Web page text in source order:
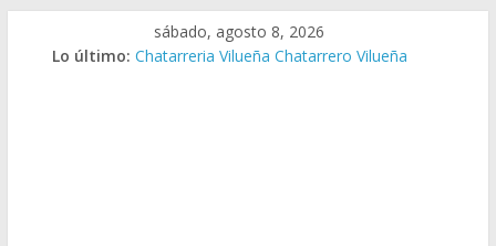
sábado, agosto 8, 2026
Lo último: Chatarreria Vilueña Chatarrero Vilueña